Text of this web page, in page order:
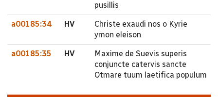
pusillis
a00185:34 HV
Christe exaudi nos o Kyrie
ymon eleison
a00185:35 HV
Maxime de Suevis superis
conjuncte catervis sancte
Otmare tuum laetifica populum